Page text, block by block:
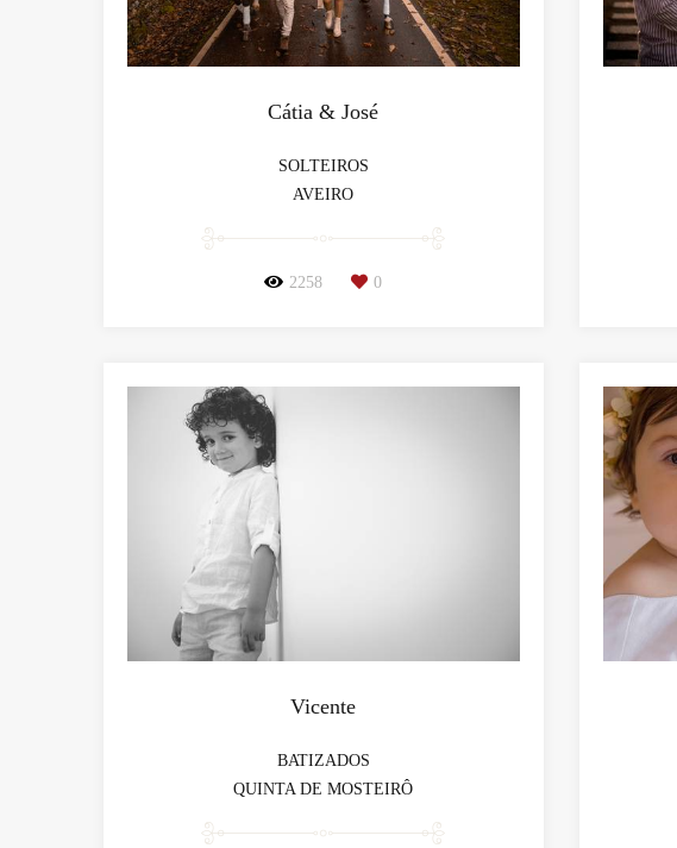
Cátia & José
SOLTEIROS
AVEIRO
2258 0
Vicente
BATIZADOS
QUINTA DE MOSTEIRÔ